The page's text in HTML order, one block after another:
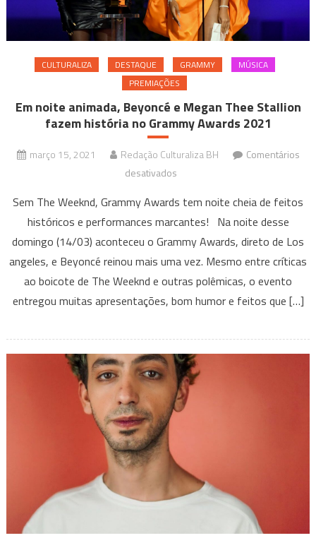
CULTURALIZA DESTAQUE GRAMMY
MÚSICA
PREMIAÇÕES
Em noite animada, Beyoncé e Megan Thee Stallion
fazem história no Grammy Awards 2021
março 15, 2021 Redação Culturaliza BH
Comentários
desativados
noite
animada,
Beyoncé
e
Megan
Thee
no
Grammy
Awards
Sem The Weeknd, Grammy Awards tem noite cheia de feitos
históricos e performances marcantes! Na noite desse
domingo (14/03) aconteceu o Grammy Awards, direto de Los
angeles, e Beyoncé reinou mais uma vez. Mesmo entre críticas
ao boicote de The Weeknd e outras polêmicas, o evento
entregou muitas apresentações, bom humor e feitos que […]